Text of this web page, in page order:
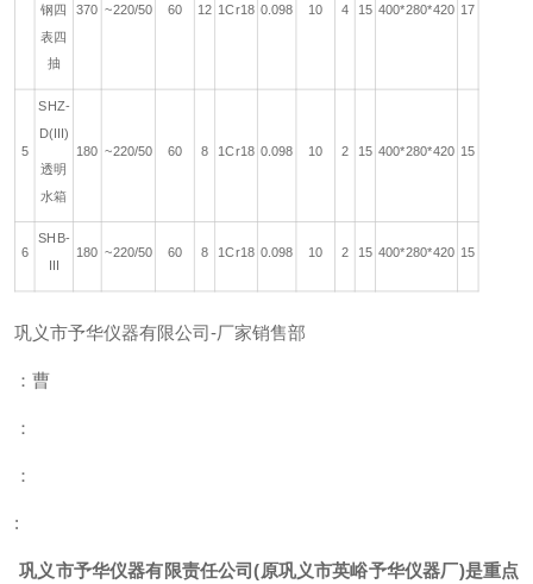
钢四
表四
抽
370 ~220/50 60 12 1Cr18 0.098 10 4 15 400*280*420 17
5
SHZ-
D(III)
透明
水箱
180 ~220/50 60 8 1Cr18 0.098 10 2 15 400*280*420 15
6
SHB-
III
180 ~220/50 60 8 1Cr18 0.098 10 2 15 400*280*420 15
巩义市予华仪器有限公司-厂家销售部
：曹
：
：
:
巩义市予华仪器有限责任公司(原巩义市英峪予华仪器厂)是重点